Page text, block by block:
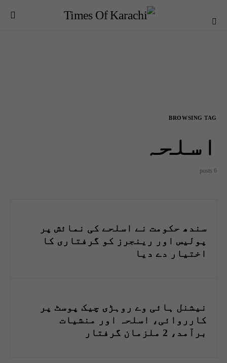
BROWSING TAG
اسلحہ
6 posts
سندھ حکومت نے اسلحے کی نمائش پر
پولیس اور رینجرز کو گرفتاری کا
اختیار دے دیا
نیشنل ہائی وے روہڑی چیک پوسٹ پر
کارروائی، اسلحہ اور منشیات
برآمد، 2 ملزمان گرفتار